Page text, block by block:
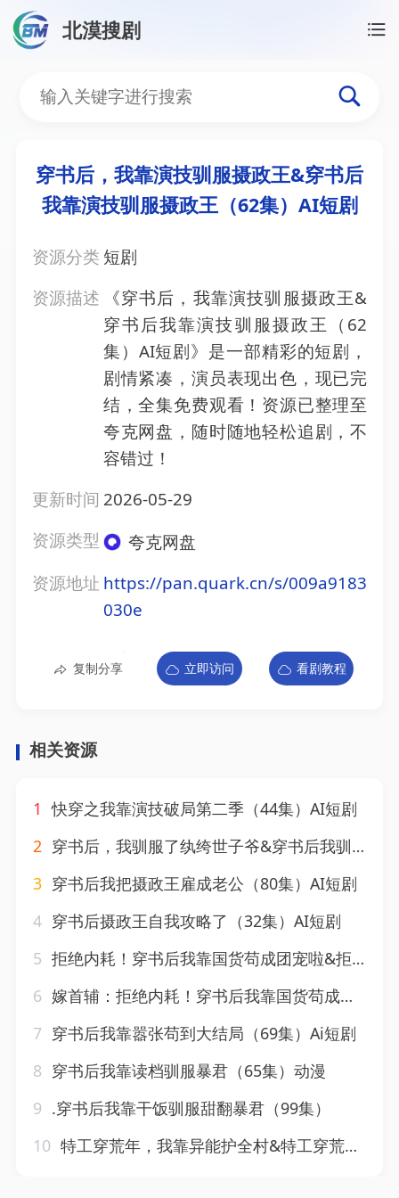
北漠搜剧
穿书后，我靠演技驯服
穿书后，我靠演技驯服摄政王&穿书后
我靠演技驯服摄政王（62集）AI短剧
资源分类 短剧
资源描述
《穿书后，我靠演技驯服摄政王&
穿书后我靠演技驯服摄政王（62
集）AI短剧》是一部精彩的短剧，
剧情紧凑，演员表现出色，现已完
结，全集免费观看！资源已整理至
夸克网盘，随时随地轻松追剧，不
容错过！
更新时间 2026-05-29
资源类型
夸克网盘
资源地址 https://pan.quark.cn/s/009a9183
030e
复制分享 立即访问 看剧教程
相关资源
1 快穿之我靠演技破局第二季（44集）AI短剧
2 穿书后，我驯服了纨绔世子爷&穿书后我驯服了纨绔世子爷（76集）AI短剧
3 穿书后我把摄政王雇成老公（80集）AI短剧
4 穿书后摄政王自我攻略了（32集）AI短剧
5 拒绝内耗！穿书后我靠国货苟成团宠啦&拒绝内耗穿书后我靠国货苟成团宠啦（107集）AI短剧
6 嫁首辅：拒绝内耗！穿书后我靠国货苟成团宠&嫁首辅拒绝内耗穿书后我靠国货苟成团宠（61集）AI短剧
7 穿书后我靠嚣张苟到大结局（69集）Ai短剧
8 穿书后我靠读档驯服暴君（65集）动漫
9 .穿书后我靠干饭驯服甜翻暴君（99集）
10 特工穿荒年，我靠异能护全村&特工穿荒年我靠异能护全村（55集）AI短剧